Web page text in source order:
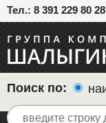
Тел.: 8 391 229 80
Поиск по: